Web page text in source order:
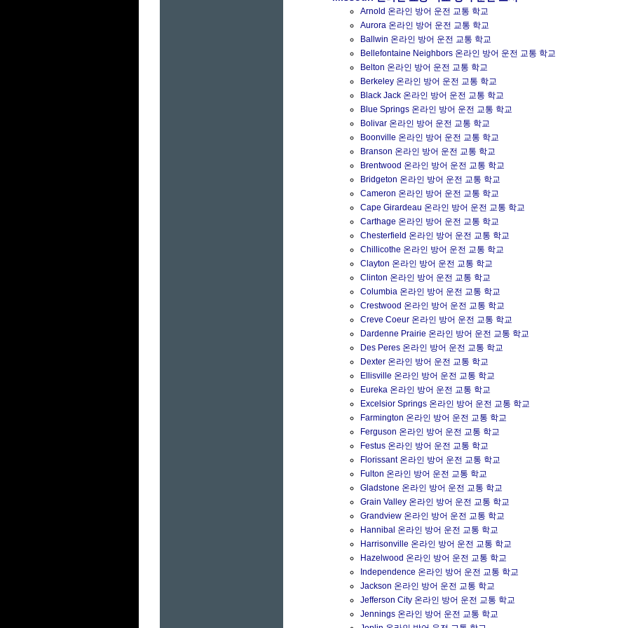
Arnold 온라인 방어 운전 교통 학교
Aurora 온라인 방어 운전 교통 학교
Ballwin 온라인 방어 운전 교통 학교
Bellefontaine Neighbors 온라인 방어 운전 교통 학교
Belton 온라인 방어 운전 교통 학교
Berkeley 온라인 방어 운전 교통 학교
Black Jack 온라인 방어 운전 교통 학교
Blue Springs 온라인 방어 운전 교통 학교
Bolivar 온라인 방어 운전 교통 학교
Boonville 온라인 방어 운전 교통 학교
Branson 온라인 방어 운전 교통 학교
Brentwood 온라인 방어 운전 교통 학교
Bridgeton 온라인 방어 운전 교통 학교
Cameron 온라인 방어 운전 교통 학교
Cape Girardeau 온라인 방어 운전 교통 학교
Carthage 온라인 방어 운전 교통 학교
Chesterfield 온라인 방어 운전 교통 학교
Chillicothe 온라인 방어 운전 교통 학교
Clayton 온라인 방어 운전 교통 학교
Clinton 온라인 방어 운전 교통 학교
Columbia 온라인 방어 운전 교통 학교
Crestwood 온라인 방어 운전 교통 학교
Creve Coeur 온라인 방어 운전 교통 학교
Dardenne Prairie 온라인 방어 운전 교통 학교
Des Peres 온라인 방어 운전 교통 학교
Dexter 온라인 방어 운전 교통 학교
Ellisville 온라인 방어 운전 교통 학교
Eureka 온라인 방어 운전 교통 학교
Excelsior Springs 온라인 방어 운전 교통 학교
Farmington 온라인 방어 운전 교통 학교
Ferguson 온라인 방어 운전 교통 학교
Festus 온라인 방어 운전 교통 학교
Florissant 온라인 방어 운전 교통 학교
Fulton 온라인 방어 운전 교통 학교
Gladstone 온라인 방어 운전 교통 학교
Grain Valley 온라인 방어 운전 교통 학교
Grandview 온라인 방어 운전 교통 학교
Hannibal 온라인 방어 운전 교통 학교
Harrisonville 온라인 방어 운전 교통 학교
Hazelwood 온라인 방어 운전 교통 학교
Independence 온라인 방어 운전 교통 학교
Jackson 온라인 방어 운전 교통 학교
Jefferson City 온라인 방어 운전 교통 학교
Jennings 온라인 방어 운전 교통 학교